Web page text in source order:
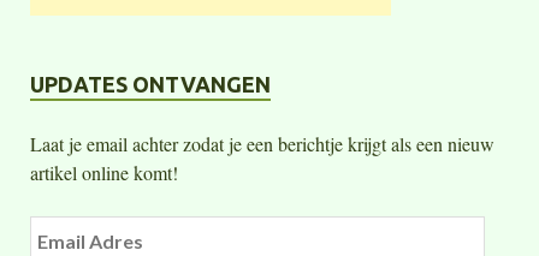
UPDATES ONTVANGEN
Laat je email achter zodat je een berichtje krijgt als een nieuw
artikel online komt!